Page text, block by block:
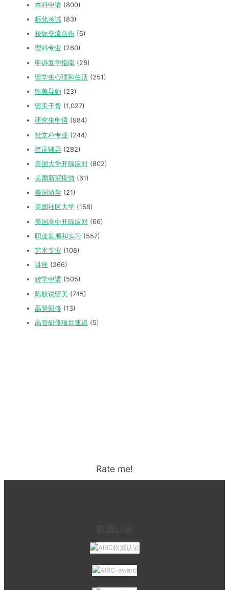
本科申请 (800)
标化考试 (83)
校际交流合作 (6)
理科专业 (260)
申诉复学指南 (28)
留学生心理和生活 (251)
留美导师 (23)
留美干货 (1,027)
研究生申请 (984)
社文科专业 (244)
签证辅导 (282)
美国大学开除应对 (802)
美国新冠疫情 (61)
美国游学 (21)
美国社区大学 (158)
美国高中开除应对 (66)
职业发展和实习 (557)
艺术专业 (108)
讲座 (266)
转学申请 (505)
陈航说留美 (745)
高管研修 (13)
高管研修项目速递 (5)
Rate me!